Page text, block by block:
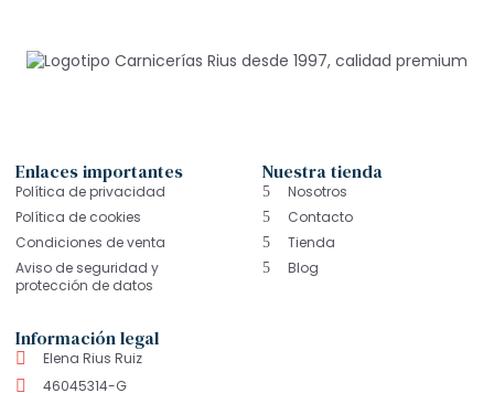
Enlaces importantes
Política de privacidad
Política de cookies
Condiciones de venta
Aviso de seguridad y
protección de datos
Nuestra tienda
Nosotros
Contacto
Tienda
Blog
Información legal
Elena Rius Ruiz
46045314-G